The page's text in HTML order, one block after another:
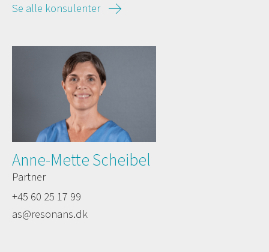
Se alle konsulenter
Anne-Mette Scheibel
Partner
+45 60 25 17 99
as@resonans.dk